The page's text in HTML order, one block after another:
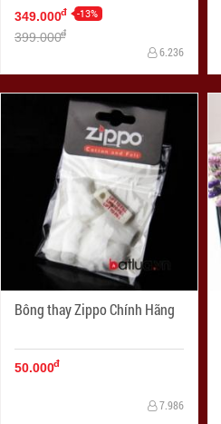
349.000đ -13%
399.000đ
6.236
Bông thay Zippo Chính Hãng
50.000đ
7.986